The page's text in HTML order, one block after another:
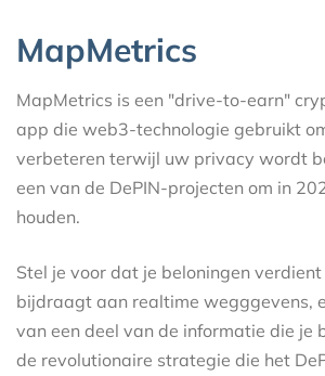
MapMetrics
MapMetrics is een "drive-to-earn"
app die web3-technologie gebruikt
verbeteren terwijl uw privacy wordt
een van de DePIN-projecten om in
houden.
Stel je voor dat je beloningen
bijdraagt aan realtime wegggevens,
van een deel van de informatie die je
de revolutionaire strategie die het